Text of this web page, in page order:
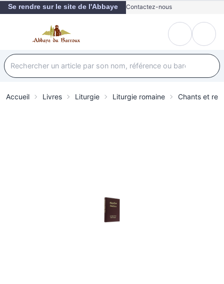
Se rendre sur le site de l'Abbaye Contactez-nous
Accueil Livres Liturgie Liturgie romaine Chants et